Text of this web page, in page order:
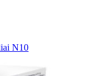
N10